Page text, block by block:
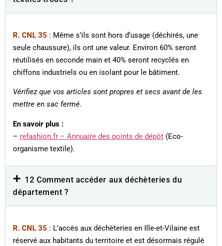
R. CNL 35 : Même s’ils sont hors d’usage (déchirés, une
seule chaussure), ils ont une valeur. Environ 60% seront
réutilisés en seconde main et 40% seront recyclés en
chiffons industriels ou en isolant pour le bâtiment.
Vérifiez que vos articles sont propres et secs avant de les
mettre en sac fermé.
En savoir plus :
– refashion.fr – Annuaire des points de dépôt (Eco-
organisme textile).
12 Comment accéder aux déchèteries du
département ?
R. CNL 35 : L’accès aux déchèteries en Ille-et-Vilaine est
réservé aux habitants du territoire et est désormais régulé